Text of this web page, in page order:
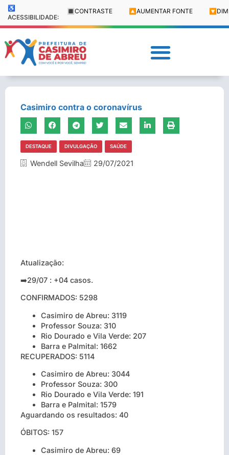
♿
ACESSIBILIDADE:
🔳 CONTRASTE 🔼 AUMENTAR FONTE 🔽
Casimiro contra o coronavírus
DESTAQUE DIVULGAÇÃO SAÚDE
Wendell Sevilha 29/07/2021
Atualização:
➡️29/07 : +04 casos.
CONFIRMADOS: 5298
Casimiro de Abreu: 3119
Professor Souza: 310
Rio Dourado e Vila Verde: 207
Barra e Palmital: 1662
RECUPERADOS: 5114
Casimiro de Abreu: 3044
Professor Souza: 300
Rio Dourado e Vila Verde: 191
Barra e Palmital: 1579
Aguardando os resultados: 40
ÓBITOS: 157
Casimiro de Abreu: 69